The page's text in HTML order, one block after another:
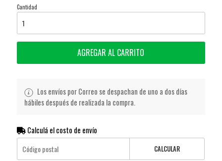
Cantidad
AGREGAR AL CARRITO
Los envíos por Correo se despachan de uno a dos días
hábiles después de realizada la compra.
Calculá el costo de envío
CALCULAR